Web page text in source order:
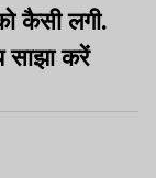
कैसी लगी.
साझा करें